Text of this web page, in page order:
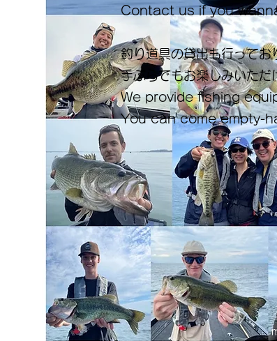
Contact us if you
釣り道具の貸出も行ってお
手ぶらでもお楽しみいただ
We provide fishing
You can come empty-